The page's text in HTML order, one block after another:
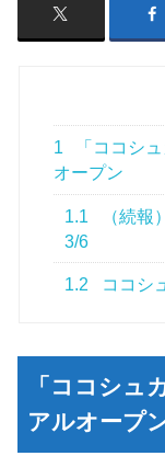
1
「ココシ
オープン
1.1
（続報
3/6
1.2 ココシ
「ココシュ
アルオープ